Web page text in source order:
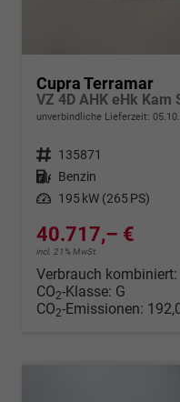
Cupra Terramar
VZ 4D AHK eHk Kam
unverbindliche Lieferzeit:
Fahrzeugnr. 135871
Kraftstoff Benzin
Leistung 195 kW (265 PS)
40.717,– €
incl. 21% MwSt.
Verbrauch kombiniert:
CO2-Klasse: G
CO2-Emissionen: